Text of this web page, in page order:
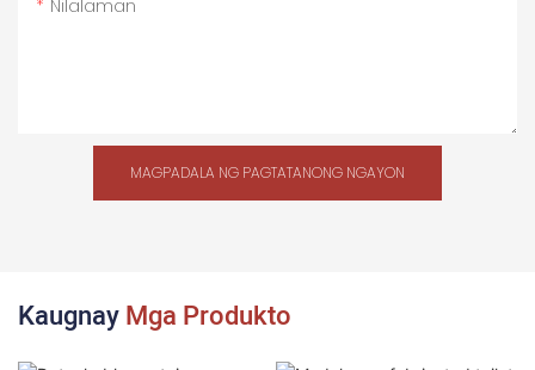
Nilalaman
MAGPADALA NG PAGTATANONG NGAYON
KaugnayMga Produkto